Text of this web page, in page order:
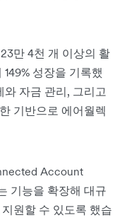
만 4천 개 이상의 활
성장을 기록했
자금 관리, 그리고
기반으로 에어월렉
Account
기능을 확장해 대규
원할 수 있도록 했습